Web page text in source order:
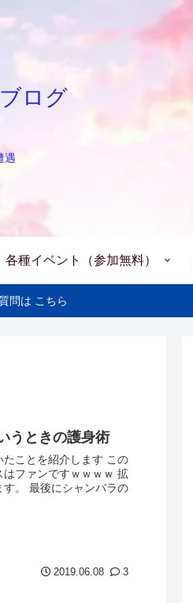
ログ
遇
各種イベント（参加無料）
問は こちら
ときの護身術
ことを紹介します この
ファンですｗｗｗｗ 拡
。 最後にシャンバラの
2019.06.08 3